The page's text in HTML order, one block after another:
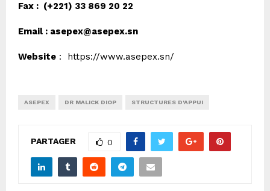
Fax : (+221) 33 869 20 22
Email : asepex@asepex.sn
Website : https://www.asepex.sn/
ASEPEX DR MALICK DIOP STRUCTURES D'APPUI
PARTAGER 0